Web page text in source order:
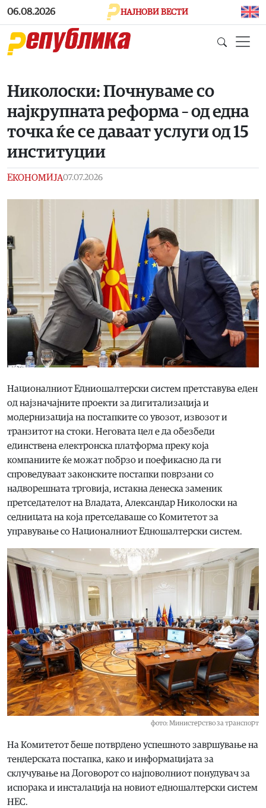
Skip to main content
06.08.2026 НАЈНОВИ ВЕСТИ
Николоски: Почнуваме со
најкрупната реформа – од една
точка ќе се даваат услуги од 15
институции
ЕКОНОМИЈА07.07.2026
Националниот Едниошалтерски систем претставува еден
од најзначајните проекти за дигитализација и
модернизација на постапките со увозот, извозот и
транзитот на стоки. Неговата цел е да обезбеди
единствена електронска платформа преку која
компаниите ќе можат побрзо и поефикасно да ги
спроведуваат законските постапки поврзани со
надворешната трговија, истакна денеска заменик
претседателот на Владата, Александар Николоски на
седницата на која претседаваше со Комитетот за
управување со Националниот Едношалтерски систем.
фото: Министерство за транспорт
На Комитетот беше потврдено успешното завршување на
тендерската постапка, како и информацијата за
склучување на Договорот со најповолниот понудувач за
испорака и инсталација на новиот едношалтерски систем
НЕС.